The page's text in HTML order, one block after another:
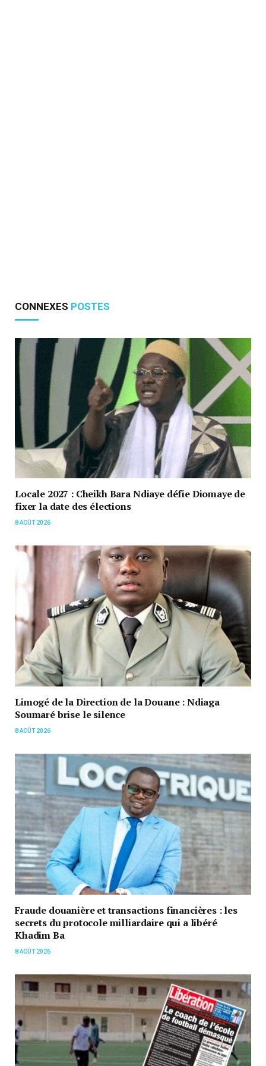
CONNEXES POSTES
Locale 2027 : Cheikh Bara Ndiaye défie Diomaye de
fixer la date des élections
8 AOÛT 2026
Limogé de la Direction de la Douane : Ndiaga
Soumaré brise le silence
8 AOÛT 2026
Fraude douanière et transactions financières : les
secrets du protocole milliardaire qui a libéré
Khadim Ba
8 AOÛT 2026